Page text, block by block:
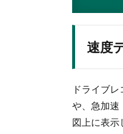
速度
ドライブ
や、急加速
図上に表示